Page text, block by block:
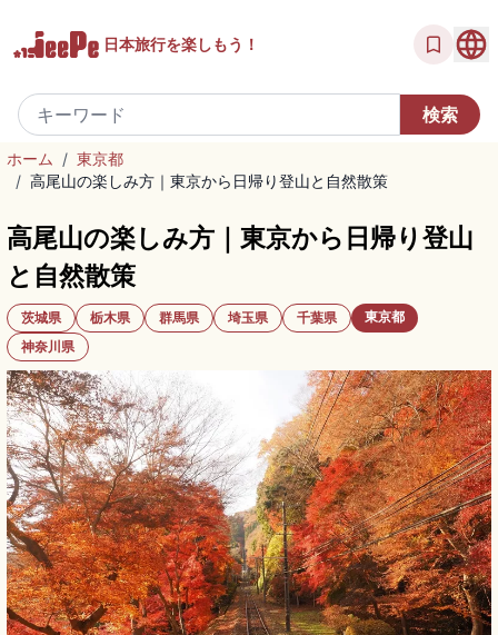
日本旅行を楽しもう！
ホーム / 東京都
/ 高尾山の楽しみ方｜東京から日帰り登山と自然散策
高尾山の楽しみ方｜東京から日帰り登山
と自然散策
茨城県 栃木県 群馬県 埼玉県 千葉県
東京都
神奈川県